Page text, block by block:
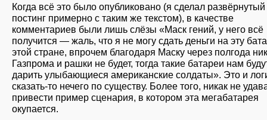
Когда всё это было опубликовано (я сделал развёрнутый
постинг примерно с таким же текстом), в качестве
комментариев были лишь слёзы «Маск гений, у него всё
получится — жаль, что я не могу сдать деньги на эту
этой стране, впрочем благодаря Маску через полгода
Газпрома и рашки не будет, тогда такие батареи нам
дарить улыбающиеся американские солдаты». Это и
сказать-то нечего по существу. Более того, никак не
привести пример сценария, в котором эта мегабатарея
окупается.